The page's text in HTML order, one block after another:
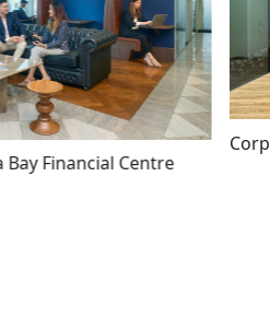
Bay Financial Centre